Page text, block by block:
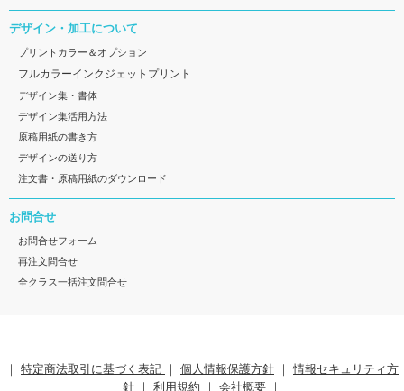
デザイン・加工について
プリントカラー＆オプション
フルカラーインクジェットプリント
デザイン集・書体
デザイン集活用方法
原稿用紙の書き方
デザインの送り方
注文書・原稿用紙のダウンロード
お問合せ
お問合せフォーム
再注文問合せ
全クラス一括注文問合せ
｜ 特定商法取引に基づく表記 ｜ 個人情報保護方針 ｜情報セキュリティ方
針 ｜ 利用規約 ｜ 会社概要 ｜